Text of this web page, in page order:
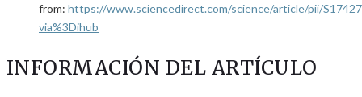
from: https://www.sciencedirect.com/science/article/pii/
via%3Dihub
INFORMACIÓN DEL ARTÍCULO